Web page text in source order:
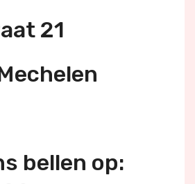
21
bellen op: